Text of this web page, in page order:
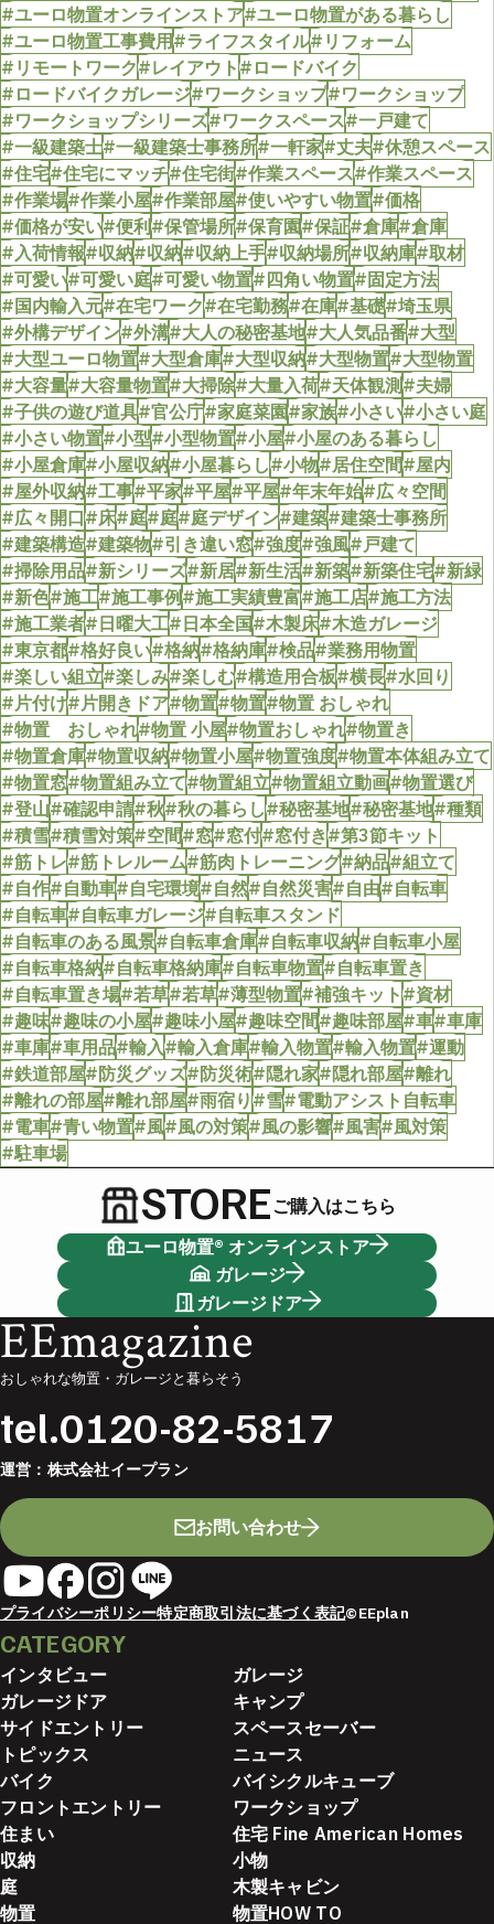
#ユーロ物置オンラインストア#ユーロ物置がある暮らし
#ユーロ物置工事費用#ライフスタイル#リフォーム
#リモートワーク#レイアウト#ロードバイク
#ロードバイクガレージ#ワークショップ#ワークショップ
#ワークショップシリーズ#ワークスペース#一戸建て
#一級建築士#一級建築士事務所#一軒家#丈夫#休憩スペース
#住宅#住宅にマッチ#住宅街#作業スペース#作業スペース
#作業場#作業小屋#作業部屋#使いやすい物置#価格
#価格が安い#便利#保管場所#保育園#保証#倉庫#倉庫
#入荷情報#収納#収納#収納上手#収納場所#収納庫#取材
#可愛い#可愛い庭#可愛い物置#四角い物置#固定方法
#国内輸入元#在宅ワーク#在宅勤務#在庫#基礎#埼玉県
#外構デザイン#外溝#大人の秘密基地#大人気品番#大型
#大型ユーロ物置#大型倉庫#大型収納#大型物置#大型物置
#大容量#大容量物置#大掃除#大量入荷#天体観測#夫婦
#子供の遊び道具#官公庁#家庭菜園#家族#小さい#小さい庭
#小さい物置#小型#小型物置#小屋#小屋のある暮らし
#小屋倉庫#小屋収納#小屋暮らし#小物#居住空間#屋内
#屋外収納#工事#平家#平屋#平屋#年末年始#広々空間
#広々開口#床#庭#庭#庭デザイン#建築#建築士事務所
#建築構造#建築物#引き違い窓#強度#強風#戸建て
#掃除用品#新シリーズ#新居#新生活#新築#新築住宅#新緑
#新色#施工#施工事例#施工実績豊富#施工店#施工方法
#施工業者#日曜大工#日本全国#木製床#木造ガレージ
#東京都#格好良い#格納#格納庫#検品#業務用物置
#楽しい組立#楽しみ#楽しむ#構造用合板#横長#水回り
#片付け#片開きドア#物置#物置#物置 おしゃれ
#物置 おしゃれ#物置 小屋#物置おしゃれ#物置き
#物置倉庫#物置収納#物置小屋#物置強度#物置本体組み立て
#物置窓#物置組み立て#物置組立#物置組立動画#物置選び
#登山#確認申請#秋#秋の暮らし#秘密基地#秘密基地#種類
#積雪#積雪対策#空間#窓#窓付#窓付き#第3節キット
#筋トレ#筋トレルーム#筋肉トレーニング#納品#組立て
#自作#自動車#自宅環境#自然#自然災害#自由#自転車
#自転車#自転車ガレージ#自転車スタンド
#自転車のある風景#自転車倉庫#自転車収納#自転車小屋
#自転車格納#自転車格納庫#自転車物置#自転車置き
#自転車置き場#若草#若草#薄型物置#補強キット#資材
#趣味#趣味の小屋#趣味小屋#趣味空間#趣味部屋#車#車庫
#車庫#車用品#輸入#輸入倉庫#輸入物置#輸入物置#運動
#鉄道部屋#防災グッズ#防災術#隠れ家#隠れ部屋#離れ
#離れの部屋#離れ部屋#雨宿り#雪#電動アシスト自転車
#電車#青い物置#風#風の対策#風の影響#風害#風対策
#駐車場
STOREご購入はこちら
ユーロ物置® オンラインストア
ガレージ
ガレージドア
EEmagazine
おしゃれな物置・ガレージと暮らそう
tel.0120-82-5817
運営： 株式会社イープラン
お問い合わせ
プライバシーポリシー特定商取引法に基づく表記©EEplan
CATEGORY
インタビュー
ガレージ
ガレージドア
キャンプ
サイドエントリー
スペースセーバー
トピックス
ニュース
バイク
バイシクルキューブ
フロントエントリー
ワークショップ
住まい
住宅 Fine American Homes
収納
小物
庭
木製キャビン
物置
物置HOW TO